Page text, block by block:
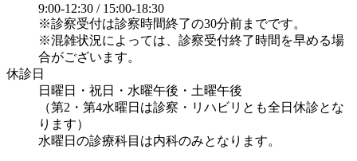
9:00-12:30 / 15:00-18:30
※診察受付は診察時間終了の30分前までです。
※混雑状況によっては、診察受付終了時間を早める場
合がございます。
休診日
日曜日・祝日・水曜午後・土曜午後
（第2・第4水曜日は診察・リハビリとも全日休診とな
ります）
水曜日の診療科目は内科のみとなります。